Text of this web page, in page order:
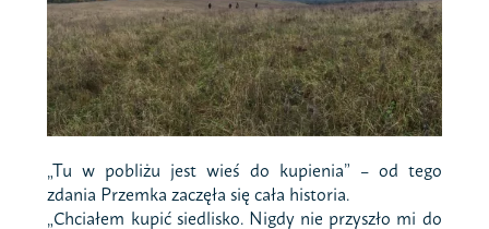
„Tu w pobliżu jest wieś do kupienia” – od tego
zdania Przemka zaczęła się cała historia.
„Chciałem kupić siedlisko. Nigdy nie przyszło mi do